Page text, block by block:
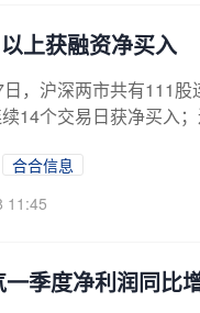
上获融资净买入
，沪深两市共有111
14个交易日获净买入
合合信息
11:45
季度净利润同